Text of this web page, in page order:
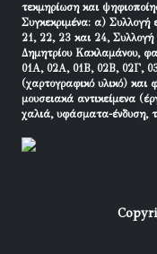
τεκμηρίωση και
Συγκεκριμένα: α) Συλλογή
21, 22, 23 και 24,
Δημητρίου Κακλαμάνου,
01Α, 02Α, 01Β, 02Β, 02Γ,
(χαρτογραφικό υλικό) και
μουσειακά αντικείμενα
χαλιά, υφάσματα-ένδυση,